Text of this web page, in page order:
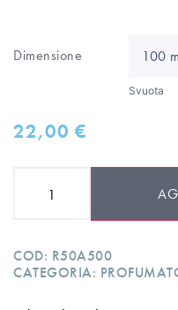
Dimensione
Svuota
22,00€
COD: R50A500
CATEGORIA: